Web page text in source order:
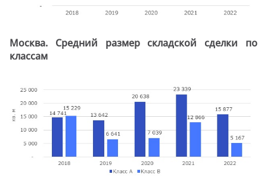
Москва. Средний размер складской сделки по
классам